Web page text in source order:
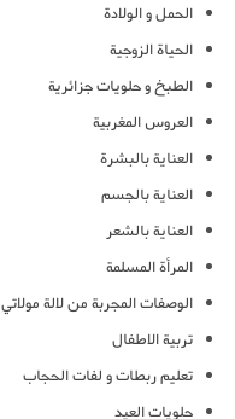
الحمل و الولادة
الحياة الزوجية
الطبخ و حلويات جزائرية
العروس المغربية
العناية بالبشرة
العناية بالجسم
العناية بالشعر
المرأة المسلمة
الوصفات المجربة من لالة مولاتي
تربية الاطفال
تعليم ربطات و لفات الحجاب
حلويات العيد